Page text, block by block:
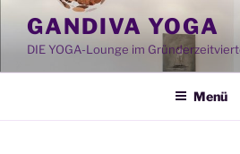
Inhalt
springen
GANDIVA YOGA
DIE YOGA-Lounge im
Menü